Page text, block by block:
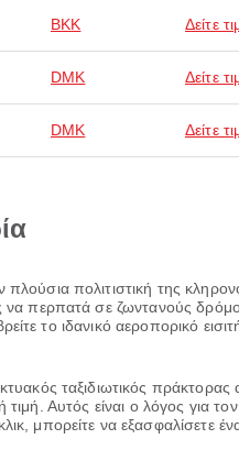
BKK Δείτε
DMK Δείτε
DMK Δείτε
πολιτιστική της
να περπατά σε ζωντανούς
το ιδανικό αεροπορικό
ταξιδιωτικός πράκτορας
τιμή. Αυτός είναι ο λόγος για
μπορείτε να εξασφαλίσετε ένα